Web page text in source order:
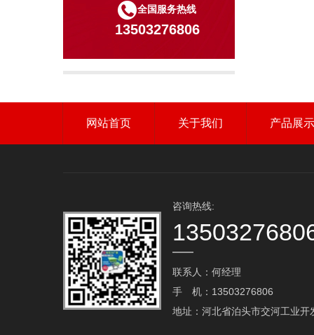
全国服务热线
13503276806
网站首页 关于我们 产品展示
咨询热线:
联系人：何经理
手 机：13503276806
地址：河北省泊头市交河工业开